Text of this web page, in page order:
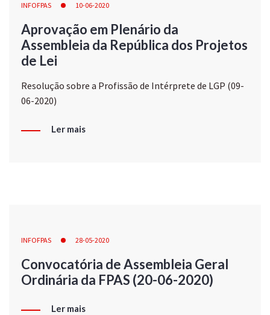
INFOFPAS 10-06-2020
Aprovação em Plenário da
Assembleia da República dos Projetos
de Lei
Resolução sobre a Profissão de Intérprete de LGP (09-
06-2020)
Ler mais
INFOFPAS 28-05-2020
Convocatória de Assembleia Geral
Ordinária da FPAS (20-06-2020)
Ler mais